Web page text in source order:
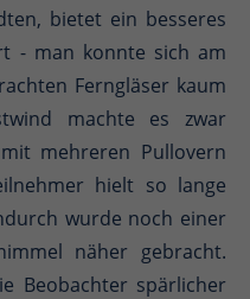
bietet ein besseres
- man konnte sich am
Ferngläser kaum
machte es zwar
mehreren Pullovern
hielt so lange
wurde noch einer
näher gebracht.
Beobachter spärlicher